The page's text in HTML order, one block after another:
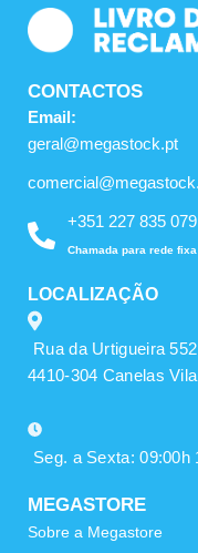
CONTACTOS
Email:
geral@megastock.pt
+351 227 835 079
Chamada para rede
LOCALIZAÇÃO
Rua da Urtigueira 552
4410-304 Canelas
Seg. a Sexta: 09:00h
MEGASTORE
Sobre a Megastore